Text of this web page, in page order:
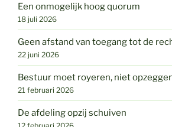
Een onmogelijk hoog quorum
18 juli 2026
Geen afstand van toegang tot de
22 juni 2026
Bestuur moet royeren, niet
21 februari 2026
De afdeling opzij schuiven